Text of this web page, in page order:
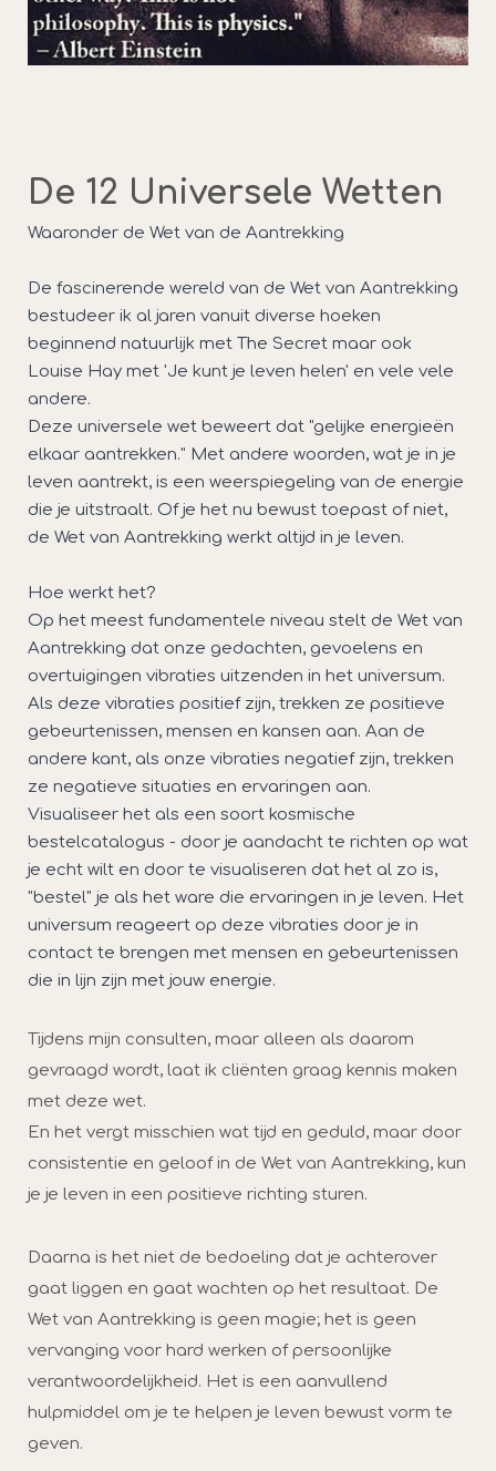
De 12 Universele Wetten
Waaronder de Wet van de Aantrekking
De fascinerende wereld van de Wet van Aantrekking
bestudeer ik al jaren vanuit diverse hoeken
beginnend natuurlijk met The Secret maar ook
Louise Hay met 'Je kunt je leven helen' en vele vele
andere.
Deze universele wet beweert dat "gelijke energieën
elkaar aantrekken." Met andere woorden, wat je in je
leven aantrekt, is een weerspiegeling van de energie
die je uitstraalt. Of je het nu bewust toepast of niet,
de Wet van Aantrekking werkt altijd in je leven.
Hoe werkt het?
Op het meest fundamentele niveau stelt de Wet van
Aantrekking dat onze gedachten, gevoelens en
overtuigingen vibraties uitzenden in het universum.
Als deze vibraties positief zijn, trekken ze positieve
gebeurtenissen, mensen en kansen aan. Aan de
andere kant, als onze vibraties negatief zijn, trekken
ze negatieve situaties en ervaringen aan.
Visualiseer het als een soort kosmische
bestelcatalogus - door je aandacht te richten op wat
je echt wilt en door te visualiseren dat het al zo is,
"bestel" je als het ware die ervaringen in je leven. Het
universum reageert op deze vibraties door je in
contact te brengen met mensen en gebeurtenissen
die in lijn zijn met jouw energie.
Tijdens mijn consulten, maar alleen als daarom
gevraagd wordt, laat ik cliënten graag kennis maken
met deze wet.
En het vergt misschien wat tijd en geduld, maar door
consistentie en geloof in de Wet van Aantrekking, kun
je je leven in een positieve richting sturen.
Daarna is het niet de bedoeling dat je achterover
gaat liggen en gaat wachten op het resultaat. De
Wet van Aantrekking is geen magie; het is geen
vervanging voor hard werken of persoonlijke
verantwoordelijkheid. Het is een aanvullend
hulpmiddel om je te helpen je leven bewust vorm te
geven.